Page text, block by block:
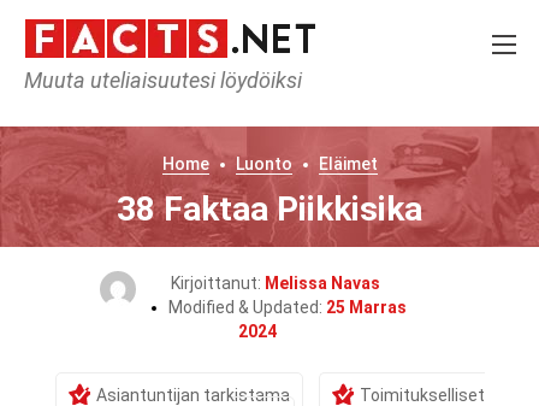
Muuta uteliaisuutesi löydöiksi
Home Luonto Eläimet
38 Faktaa Piikkisika
Kirjoittanut: Melissa Navas
Modified & Updated: 25 Marras
2024
Asiantuntijan tarkistama
Toimitukselliset